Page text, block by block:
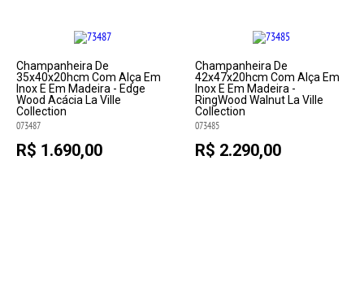
Champanheira De
35x40x20hcm Com Alça Em
Inox E Em Madeira - Edge
Wood Acácia La Ville
Collection
073487
R$ 1.690,00
Champanheira De
42x47x20hcm Com Alça Em
Inox E Em Madeira -
RingWood Walnut La Ville
Collection
073485
R$ 2.290,00